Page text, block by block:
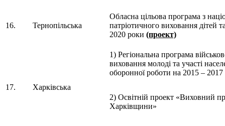
16. Тернопільська
Обласна цільова програма з
патріотичного виховання дітей
2020 роки (проект)
17. Харківська
1) Регіональна програма
виховання молоді та участі
оборонної роботи на 2015 –
2) Освітній проект «Виховний
Харківщини»